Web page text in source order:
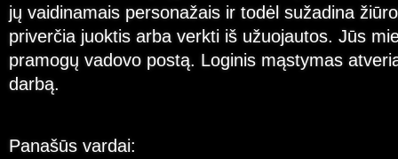
jų vaidinamais personažais ir todėl sužadina
priverčia juoktis arba verkti iš užuojautos. Jūs
pramogų vadovo postą. Loginis mąstymas
darbą.
Panašūs vardai: